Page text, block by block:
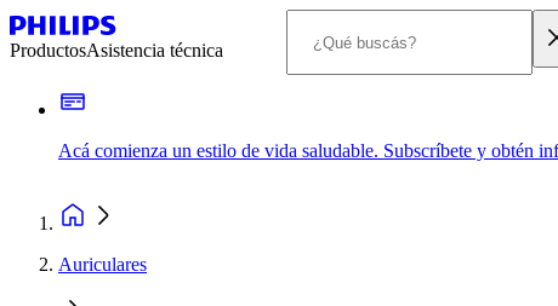
ProductosAsistencia técnica
Acá comienza un estilo de vida saludable. Subscríbete y obtén
Auriculares